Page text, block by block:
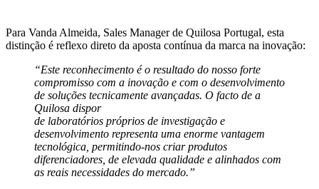
Para Vanda Almeida, Sales Manager de Quilosa Portugal, esta
distinção é reflexo direto da aposta contínua da marca na inovação:
“Este reconhecimento é o resultado do nosso forte
compromisso com a inovação e com o desenvolvimento
de soluções tecnicamente avançadas. O facto de a
Quilosa dispor
de laboratórios próprios de investigação e
desenvolvimento representa uma enorme vantagem
tecnológica, permitindo-nos criar produtos
diferenciadores, de elevada qualidade e alinhados com
as reais necessidades do mercado.”